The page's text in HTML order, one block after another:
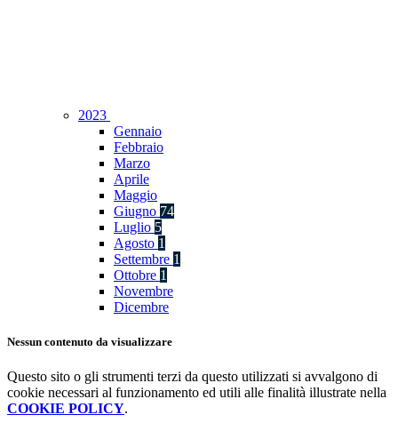
2023
Gennaio
Febbraio
Marzo
Aprile
Maggio
Giugno 74
Luglio 5
Agosto 1
Settembre 1
Ottobre 1
Novembre
Dicembre
Nessun contenuto da visualizzare
Questo sito o gli strumenti terzi da questo utilizzati si avvalgono di
cookie necessari al funzionamento ed utili alle finalità illustrate nella
COOKIE POLICY.